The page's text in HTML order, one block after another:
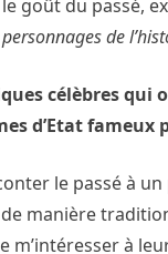
le goût du passé,
de
célèbres
d’Etat
le passé à
manière
à